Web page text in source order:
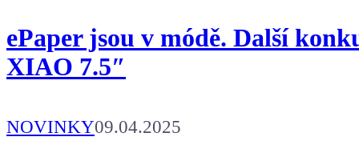
ePaper jsou v módě. Další
XIAO 7.5″
NOVINKY09.04.2025